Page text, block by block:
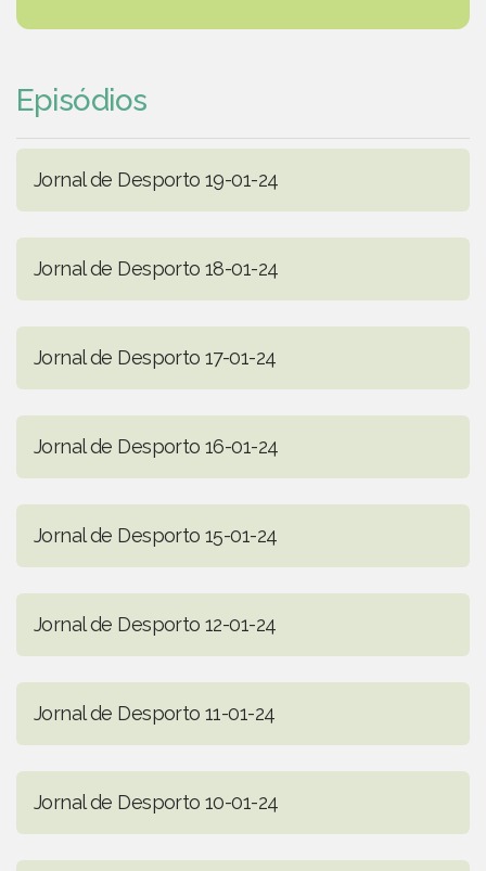
Episódios
Jornal de Desporto 19-01-24
Jornal de Desporto 18-01-24
Jornal de Desporto 17-01-24
Jornal de Desporto 16-01-24
Jornal de Desporto 15-01-24
Jornal de Desporto 12-01-24
Jornal de Desporto 11-01-24
Jornal de Desporto 10-01-24